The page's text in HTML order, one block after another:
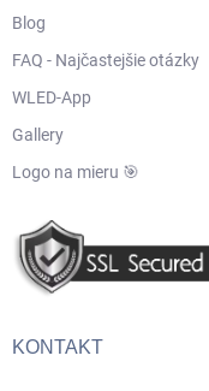
Blog
FAQ - Najčastejšie otázky
WLED-App
Gallery
Logo na mieru 🎯
KONTAKT